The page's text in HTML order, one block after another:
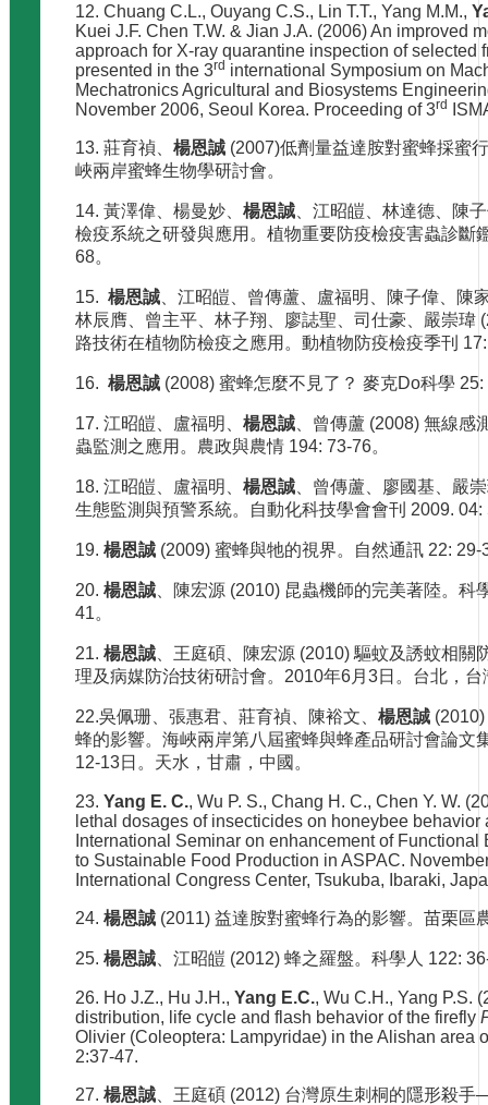
12. Chuang C.L., Ouyang C.S., Lin T.T., Yang M.M.,
Kuei J.F. Chen T.W. & Jian J.A. (2006) An improved
approach for X-ray quarantine inspection of selected
presented in the 3rd international Symposium on
Mechatronics Agricultural and Biosystems
November 2006, Seoul Korea. Proceeding of 3rd
13. 莊育禎、 楊恩誠 (2007)低劑量益達胺對蜜蜂採蜜
峽兩岸蜜蜂生物學研討會。
14. 黃澤偉、楊曼妙、 楊恩誠 、江昭皚、林達德、陳
檢疫系統之研發與應用。植物重要防疫檢疫害蟲診斷
68。
15. 楊恩誠 、江昭皚、曾傳蘆、盧福明、陳子偉、陳
林辰膺、曾主平、林子翔、廖誌聖、司仕豪、嚴崇瑋
路技術在植物防檢疫之應用。動植物防疫檢疫季刊
16. 楊恩誠 (2008) 蜜蜂怎麼不見了？ 麥克Do科學 25:
17. 江昭皚、盧福明、 楊恩誠 、曾傳蘆 (2008) 無線感
蟲監測之應用。農政與農情 194: 73-76。
18. 江昭皚、盧福明、 楊恩誠 、曾傳蘆、廖國基、嚴
生態監測與預警系統。自動化科技學會會刊 2009. 04:
19. 楊恩誠 (2009) 蜜蜂與牠的視界。自然通訊 22: 29-
20. 楊恩誠 、陳宏源 (2010) 昆蟲機師的完美著陸。科
41。
21. 楊恩誠 、王庭碩、陳宏源 (2010) 驅蚊及誘蚊相關
理及病媒防治技術研討會。2010年6月3日。台北，台
22.吳佩珊、張惠君、莊育禎、陳裕文、 楊恩誠
蜂的影響。海峽兩岸第八屆蜜蜂與蜂產品研討會論文
12-13日。天水，甘肅，中國。
23. Yang E. C., Wu P. S., Chang H. C., Chen Y. W.
lethal dosages of insecticides on honeybee behavior
International Seminar on enhancement of
to Sustainable Food Production in ASPAC.
International Congress Center, Tsukuba, Ibaraki,
24. 楊恩誠 (2011) 益達胺對蜜蜂行為的影響。苗栗區
25. 楊恩誠 、江昭皚 (2012) 蜂之羅盤。科學人 122:
26. Ho J.Z., Hu J.H., Yang E.C., Wu C.H., Yang P.S.
distribution, life cycle and flash behavior of the firefly
Olivier (Coleoptera: Lampyridae) in the Alishan area
2:37-47.
27. 楊恩誠 、王庭碩 (2012) 台灣原生刺桐的隱形殺